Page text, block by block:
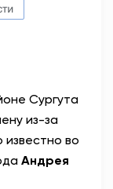
Сургута
из-за
во
Андрея